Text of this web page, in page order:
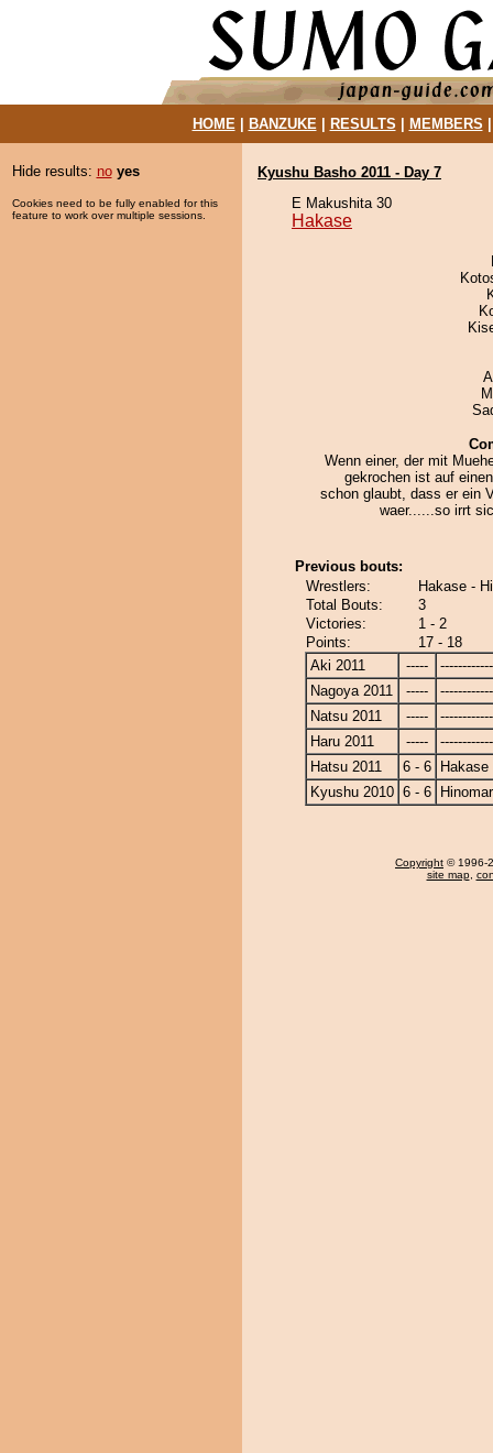
HOME| BANZUKE| RESULTS MEMBERS
Hide results: no yes
Cookies need to be fully enabled for this
feature to work over multiple sessions.
Kyushu Basho 2011 - Day 7
E Makushita 30
Hakase
Wenn einer, der mit
gekrochen ist auf
schon glaubt, dass er ein
waer......so irrt
Previous bouts:
Wrestlers:
Hakase -
Total Bouts:
3
Victories:
1 - 2
Points:
17 - 18
Aki 2011
-----
Nagoya 2011
-----
Natsu 2011
-----
Haru 2011
-----
Hatsu 2011
6 - 6
Hakase
Kyushu 2010 6 - 6
Copyright © 1996-
site map,